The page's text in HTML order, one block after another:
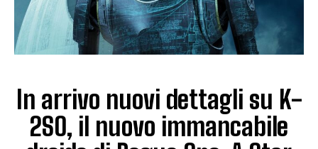
In arrivo nuovi dettagli su K-
2SO, il nuovo immancabile